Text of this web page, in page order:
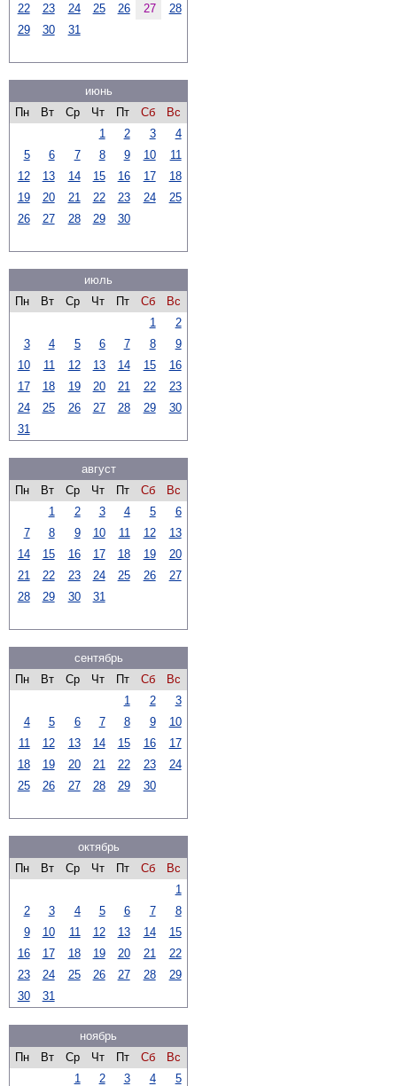
22 23 24 25 26 27
28
29
30 31
июнь
Пн
Вт Ср Чт Пт Сб
Вс
1
2 3
4
5
6 7 8 9 10
11
12
13 14 15 16 17
18
19
20 21 22 23 24
25
26
27 28 29 30
июль
Пн
Вт Ср Чт Пт Сб
Вс
1
2
3
4 5 6 7 8
9
10
11 12 13 14 15
16
17
18 19 20 21 22
23
24
25 26 27 28 29
30
31
август
Пн
Вт Ср Чт Пт Сб
Вс
1
2 3 4 5
6
7
8 9 10 11 12
13
14
15 16 17 18 19
20
21
22 23 24 25 26
27
28
29 30 31
сентябрь
Пн
Вт Ср Чт Пт Сб
Вс
1
2
3
4
5 6 7 8 9
10
11
12 13 14 15 16
17
18
19 20 21 22 23
24
25
26 27 28 29 30
октябрь
Пн
Вт Ср Чт Пт Сб
Вс
1
2
3 4 5 6 7
8
9
10 11 12 13 14
15
16
17 18 19 20 21
22
23
24 25 26 27 28
29
30
31
ноябрь
Пн
Вт Ср Чт Пт Сб
Вс
1
2 3 4
5